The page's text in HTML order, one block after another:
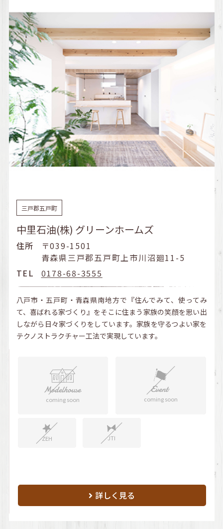
三戸郡五戸町
中里石油(株) グリーンホームズ
住所
〒039-1501
青森県三戸郡五戸町上市川沼廻11-5
TEL
0178-68-3555
八戸市・五戸町・青森県南地方で『住んでみて、使ってみ
て、喜ばれる家づくり』をそこに住まう家族の笑顔を思い出
しながら日々家づくりをしています。家族を守るつよい家を
テクノストラクチャー工法で実現しています。
coming soon coming soon
ZEH JTI
詳しく見る